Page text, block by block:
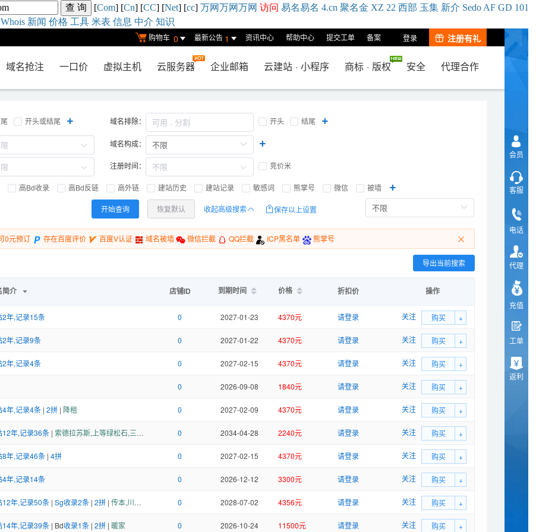
[Com] [Cn] [CC] [Net] [cc] 万网万网万网 访问 易名易名 4.cn 聚名金 XZ 22 西部 玉集 新介 Sedo AF GD 101
Whois 新闻 价格 工具 米表 信息 中介 知识